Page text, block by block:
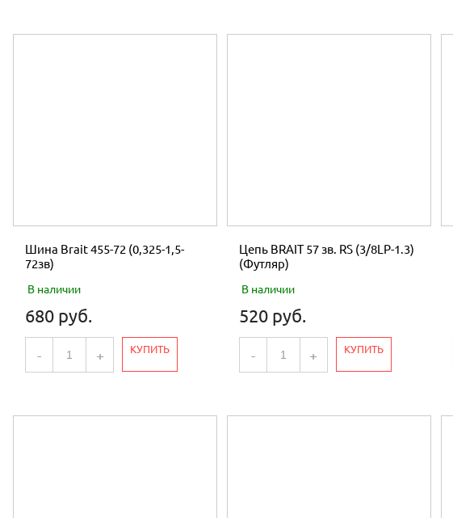
Шина Brait 455-72 (0,325-1,5-
72зв)
В наличии
680 руб.
- + КУПИТЬ
Цепь BRAIT 57 зв. RS (3/8LP-1.3)
(Футляр)
В наличии
520 руб.
- + КУПИТЬ